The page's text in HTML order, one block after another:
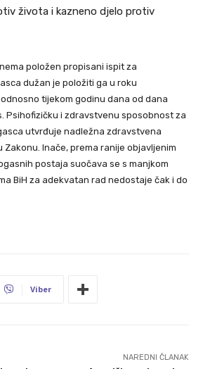
života i kazneno djelo protiv
položen propisani ispit za
dužan je položiti ga u roku
tijekom godinu dana od dana
Psihofizičku i zdravstvenu sposobnost za
utvrđuje nadležna zdravstvena
Zakonu. Inače, prema ranije objavljenim
postaja suočava se s manjkom
BiH za adekvatan rad nedostaje čak i do
Viber
NAREDNI ČLANAK